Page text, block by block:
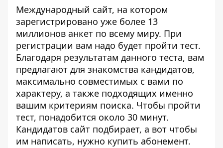
Международный сайт, на котором
зарегистрировано уже более 13
миллионов анкет по всему миру. При
регистрации вам надо будет пройти тест.
Благодаря результатам данного теста, вам
предлагают для знакомства кандидатов,
максимально совместимых с вами по
характеру, а также подходящих именно
вашим критериям поиска. Чтобы пройти
тест, понадобится около 30 минут.
Кандидатов сайт подбирает, а вот чтобы
им написать, нужно купить абонемент.